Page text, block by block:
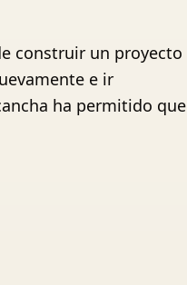
construir un proyecto
e ir
ha permitido que